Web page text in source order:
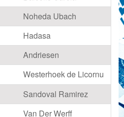
Noheda Ubach
Hadasa
Andriesen
Westerhoek de Licornu
Sandoval Ramirez
Van Der Werff